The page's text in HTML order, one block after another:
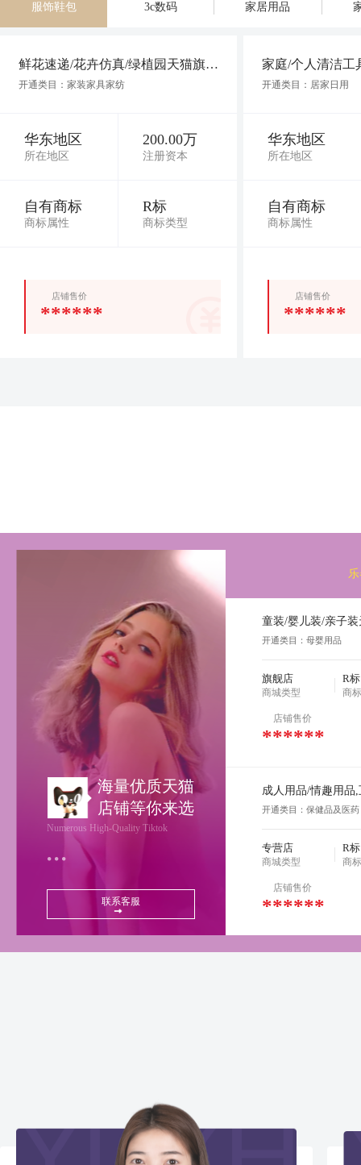
服饰鞋包 3c数码 家居用品
鲜花速递/花卉仿真/绿植园天猫旗舰店_天猫商城转让_交易_价格鲜花速递旗舰店，自有
开通类目：家装家具家纺
华东地区
所在地区
200.00万
注册资本
自有商标
商标属性
R标
商标类型
店铺售价
******
开通类目：居家日用
华东地区
所在地区
自有商标
商标属性
店铺售价
******
海量优质天猫
店铺等你来选
Numerous High-Quality Tiktok
联系客服
开通类目：母婴用品
旗舰店
商城类型
R标
商
店铺售价
******
开通类目：保健品及医药
专营店
商城类型
R标
商
店铺售价
******